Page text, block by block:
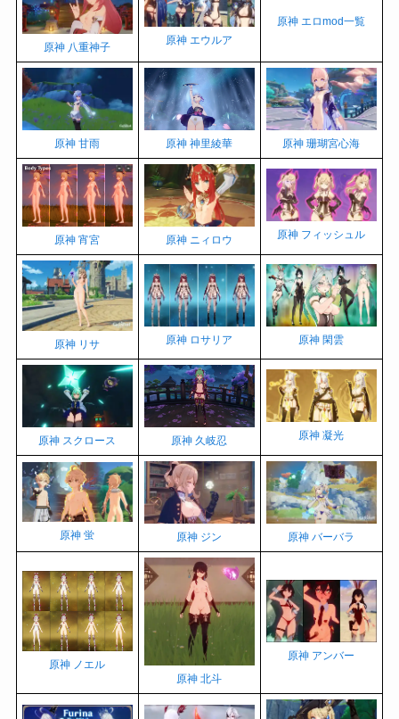
原神 八重神子
原神 エウルア
原神 エロmod一覧
原神 甘雨 原神 神里綾華 原神 珊瑚宮心海
原神 宵宮 原神 ニィロウ 原神 フィッシュル
原神 リサ 原神 ロサリア 原神 閑雲
原神 スクロース 原神 久岐忍 原神 凝光
原神 蛍 原神 ジン 原神 バーバラ
原神 ノエル
原神 北斗
原神 アンバー